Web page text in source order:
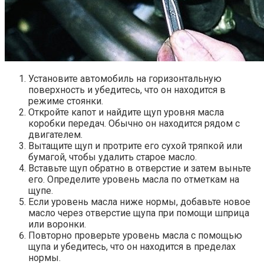
Установите автомобиль на горизонтальную
поверхность и убедитесь, что он находится в
режиме стоянки.
Откройте капот и найдите щуп уровня масла
коробки передач. Обычно он находится рядом с
двигателем.
Вытащите щуп и протрите его сухой тряпкой или
бумагой, чтобы удалить старое масло.
Вставьте щуп обратно в отверстие и затем выньте
его. Определите уровень масла по отметкам на
щупе.
Если уровень масла ниже нормы, добавьте новое
масло через отверстие щупа при помощи шприца
или воронки.
Повторно проверьте уровень масла с помощью
щупа и убедитесь, что он находится в пределах
нормы.